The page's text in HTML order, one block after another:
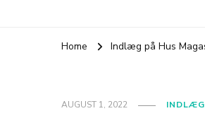
Home Indlæg på Hus
AUGUST 1, 2022